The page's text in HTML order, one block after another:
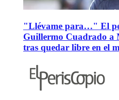
"Llévame para…" El
Guillermo Cuadrado a
tras quedar libre en el